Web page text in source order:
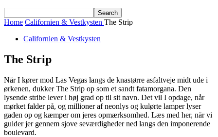
Home Californien & Vestkysten The Strip
Californien & Vestkysten
The Strip
Når I kører mod Las Vegas langs de knastørre asfaltveje midt ude i
ørkenen, dukker The Strip op som et sandt fatamorgana. Den
lysende stribe lever i høj grad op til sit navn. Det vil I opdage, når
mørket falder på, og millioner af neonlys og kulørte lamper lyser
gaden op og kæmper om jeres opmærksomhed. Læs med her, når vi
guider jer gennem sjove seværdigheder ned langs den imponerende
boulevard.